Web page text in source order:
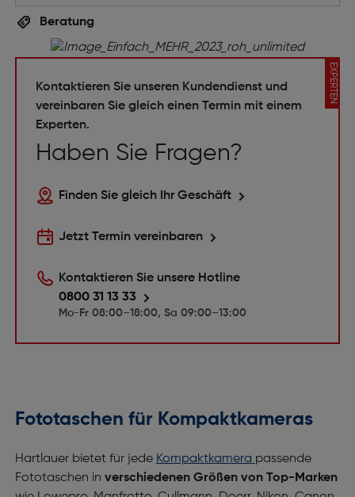
Beratung
EXPERTEN
Kontaktieren Sie unseren Kundendienst und
vereinbaren Sie gleich einen Termin mit einem
Experten.
Haben Sie Fragen?
Finden Sie gleich Ihr Geschäft
Jetzt Termin vereinbaren
Kontaktieren Sie unsere Hotline
0800 31 13 33
Mo-Fr 08:00–18:00, Sa 09:00–13:00
Fototaschen für Kompaktkameras
Hartlauer bietet für jede Kompaktkamera passende
Fototaschen in verschiedenen Größen von Top-Marken